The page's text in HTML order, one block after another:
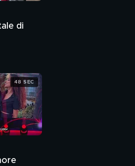
di
48 SEC